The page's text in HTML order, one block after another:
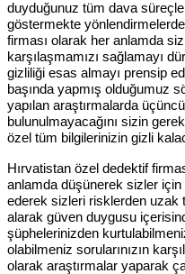
duyduğunuz tüm dava
göstermekte
firması olarak her anlamda
karşılaşmamızı sağlamayı
gizliliği esas almayı prensip
başında yapmış olduğumuz
yapılan araştırmalarda
bulunulmayacağını sizin
özel tüm bilgilerinizin gizli
Hırvatistan özel dedektif
anlamda düşünerek sizler
ederek sizleri risklerden uzak
alarak güven duygusu
şüphelerinizden
olabilmeniz sorularınızın
olarak araştırmalar yaparak